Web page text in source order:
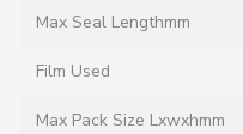
Max Seal Lengthmm
Film Used
Max Pack Size Lxwxhmm